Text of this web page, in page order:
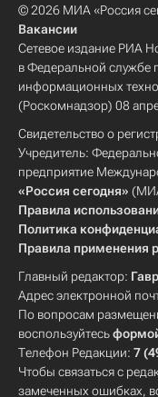
© 2026 МИА «Россия
Вакансии
Сетевое издание РИА
в Федеральной службе
информационных
(Роскомнадзор) 08
Свидетельство о
Учредитель:
предприятие
«Россия сегодня»
Правила
Политика
Правила применения
Главный редактор:
Адрес электронной
По вопросам
воспользуйтесь
Телефон Редакции: 7
Чтобы связаться с
замеченных ошибках,